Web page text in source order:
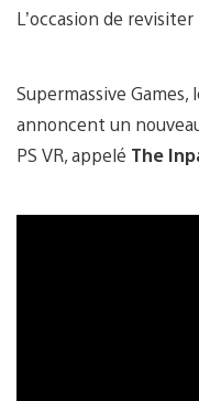
L’occasion de
Supermassive Games,
annoncent un
PS VR, appelé The